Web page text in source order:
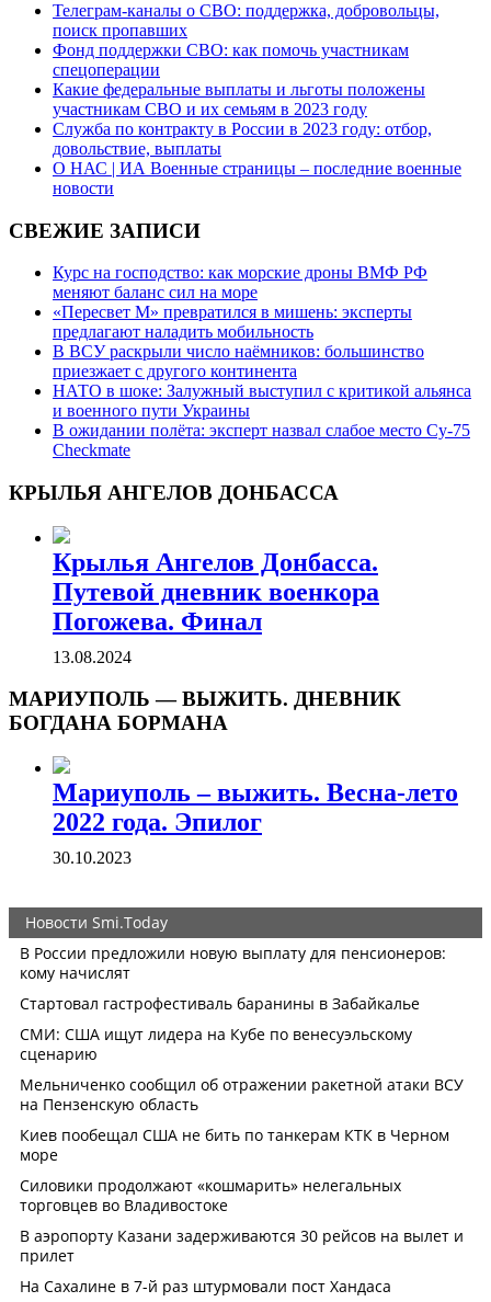
Телеграм-каналы о СВО: поддержка, добровольцы,
поиск пропавших
Фонд поддержки СВО: как помочь участникам
спецоперации
Какие федеральные выплаты и льготы положены
участникам СВО и их семьям в 2023 году
Служба по контракту в России в 2023 году: отбор,
довольствие, выплаты
О НАС | ИА Военные страницы – последние военные
новости
СВЕЖИЕ ЗАПИСИ
Курс на господство: как морские дроны ВМФ РФ
меняют баланс сил на море
«Пересвет М» превратился в мишень: эксперты
предлагают наладить мобильность
В ВСУ раскрыли число наёмников: большинство
приезжает с другого континента
НАТО в шоке: Залужный выступил с критикой альянса
и военного пути Украины
В ожидании полёта: эксперт назвал слабое место Су-75
Checkmate
КРЫЛЬЯ АНГЕЛОВ ДОНБАССА
Крылья Ангелов Донбасса.
Путевой дневник военкора
Погожева. Финал
13.08.2024
МАРИУПОЛЬ — ВЫЖИТЬ. ДНЕВНИК
БОГДАНА БОРМАНА
Мариуполь – выжить. Весна-лето
2022 года. Эпилог
30.10.2023